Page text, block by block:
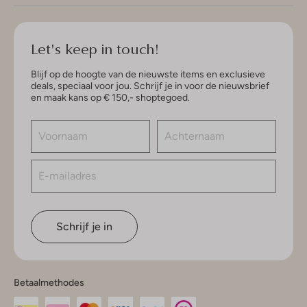
Let's keep in touch!
Blijf op de hoogte van de nieuwste items en exclusieve
deals, speciaal voor jou. Schrijf je in voor de nieuwsbrief
en maak kans op € 150,- shoptegoed.
Schrijf je in
Betaalmethodes